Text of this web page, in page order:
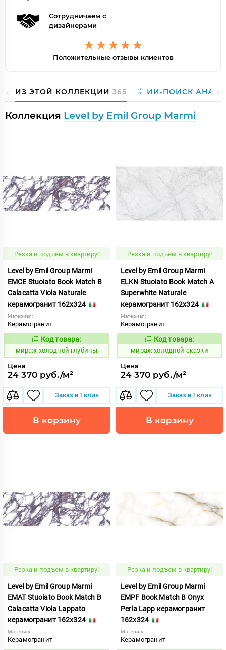
Сотрудничаем с
дизайнерами
Положительные отзывы клиентов
ИЗ ЭТОЙ КОЛЛЕКЦИИ 365 ИИ-ПОИСК
Коллекция Level by Emil Group Marmi
Резка и подъем в квартиру!
Level by Emil Group Marmi
EMCE Stuoiato Book Match B
Calacatta Viola Naturale
керамогранит 162x324
Материал:
Керамогранит
998517
Код товара:
мираж холодной глубины
Цена
24 370 руб./м²
Заказ в 1 клик
В корзину
Резка и подъем в квартиру!
Level by Emil Group Marmi
ELKN Stuoiato Book Match A
Superwhite Naturale
керамогранит 162x324
Материал:
Керамогранит
998590
Код товара:
мираж холодной сказки
Цена
24 370 руб./м²
Заказ в 1 клик
В корзину
Резка и подъем в квартиру!
Level by Emil Group Marmi
EMAT Stuoiato Book Match B
Calacatta Viola Lappato
керамогранит 162x324
Материал:
Керамогранит
Резка и подъем в квартиру!
Level by Emil Group Marmi
EMPF Book Match B Onyx
Perla Lapp керамогранит
162x324
Материал:
Керамогранит